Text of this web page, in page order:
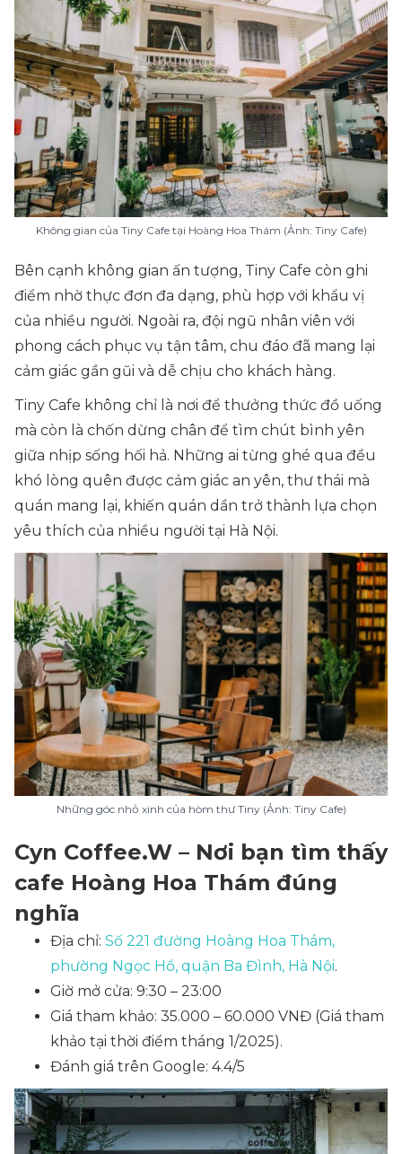
Không gian của Tiny Cafe tại Hoàng Hoa Thám (Ảnh: Tiny Cafe)
Bên cạnh không gian ấn tượng, Tiny Cafe còn ghi
điểm nhờ thực đơn đa dạng, phù hợp với khẩu vị
của nhiều người. Ngoài ra, đội ngũ nhân viên với
phong cách phục vụ tận tâm, chu đáo đã mang lại
cảm giác gần gũi và dễ chịu cho khách hàng.
Tiny Cafe không chỉ là nơi để thưởng thức đồ uống
mà còn là chốn dừng chân để tìm chút bình yên
giữa nhịp sống hối hả. Những ai từng ghé qua đều
khó lòng quên được cảm giác an yên, thư thái mà
quán mang lại, khiến quán dần trở thành lựa chọn
yêu thích của nhiều người tại Hà Nội.
Những góc nhỏ xinh của hòm thư Tiny (Ảnh: Tiny Cafe)
Cyn Coffee.W – Nơi bạn tìm thấy
cafe Hoàng Hoa Thám đúng
nghĩa
Địa chỉ: Số 221 đường Hoàng Hoa Thám,
phường Ngọc Hồ, quận Ba Đình, Hà Nội.
Giờ mở cửa: 9:30 – 23:00
Giá tham khảo: 35.000 – 60.000 VNĐ (Giá tham
khảo tại thời điểm tháng 1/2025).
Đánh giá trên Google: 4.4/5